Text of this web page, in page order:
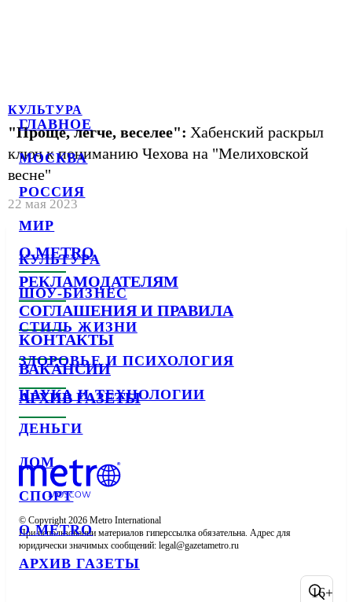
ГЛАВНОЕ
МОСКВА
РОССИЯ
МИР
КУЛЬТУРА
ШОУ-БИЗНЕС
СТИЛЬ ЖИЗНИ
ЗДОРОВЬЕ И ПСИХОЛОГИЯ
НАУКА И ТЕХНОЛОГИИ
ДЕНЬГИ
ДОМ
СПОРТ
О METRO
АРХИВ ГАЗЕТЫ
КУЛЬТУРА
"Проще, легче, веселее": Хабенский раскрыл
ключ к пониманию Чехова на "Мелиховской
весне"
22 мая 2023
О METRO
РЕКЛАМОДАТЕЛЯМ
СОГЛАШЕНИЯ И ПРАВИЛА
КОНТАКТЫ
ВАКАНСИИ
АРХИВ ГАЗЕТЫ
© Copyright 2026 Metro International
При использовании материалов гиперссылка обязательна. Адрес для
юридически значимых сообщений:
16+